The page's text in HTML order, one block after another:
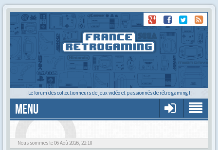
Le forum des collectionneurs de jeux vidéo et passionnés de rétro gaming !
MENU
Alors tu trouves ?
Nous sommes le 06 Aoû 2026, 22:18